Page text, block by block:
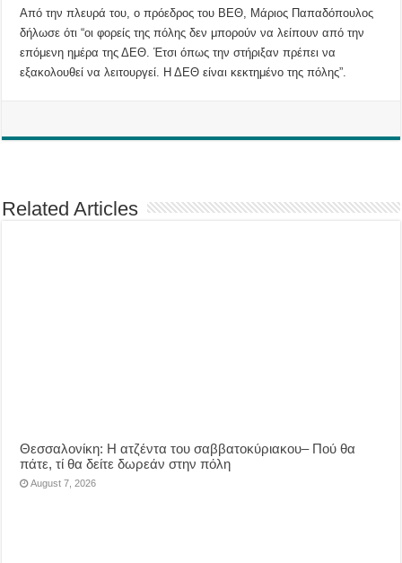
Από την πλευρά του, ο πρόεδρος του ΒΕΘ, Μάριος Παπαδόπουλος
δήλωσε ότι “οι φορείς της πόλης δεν μπορούν να λείπουν από την
επόμενη ημέρα της ΔΕΘ. Έτσι όπως την στήριξαν πρέπει να
εξακολουθεί να λειτουργεί. Η ΔΕΘ είναι κεκτημένο της πόλης”.
Related Articles
Θεσσαλονίκη: Η ατζέντα του σαββατοκύριακου– Πού θα
πάτε, τί θα δείτε δωρεάν στην πόλη
August 7, 2026